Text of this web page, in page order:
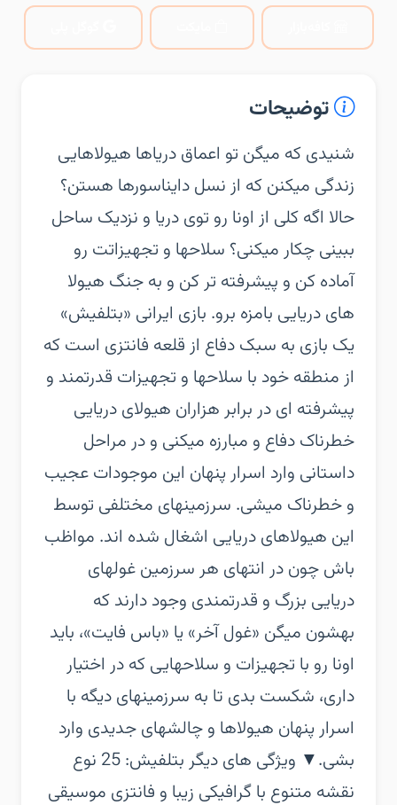
توضیحات
‏‏شنیدی که میگن تو اعماق دریاها هیولاهایی
زندگی میکنن که از نسل دایناسورها هستن؟
حالا اگه کلی از اونا رو توی دریا و نزدیک ساحل
ببینی چکار میکنی؟ سلاحها و تجهیزاتت رو
آماده کن و پیشرفته تر کن و به جنگ هیولا
های دریایی بامزه برو. بازی ایرانی «بتلفیش»
یک بازی به سبک دفاع از قلعه فانتزی است که
از منطقه خود با سلاحها و تجهیزات قدرتمند و
پیشرفته ای در برابر هزاران هیولای دریایی
خطرناک دفاع و مبارزه میکنی و در مراحل
داستانی وارد اسرار پنهان این موجودات عجیب
و خطرناک میشی. سرزمینهای مختلفی توسط
این هیولاهای دریایی اشغال شده اند. مواظب
باش چون در انتهای هر سرزمین غولهای
دریایی بزرگ و قدرتمندی وجود دارند که
بهشون میگن «غول آخر» یا «باس فایت»، باید
اونا رو با تجهیزات و سلاحهایی که در اختیار
داری، شکست بدی تا به سرزمینهای دیگه با
اسرار پنهان هیولاها و چالشهای جدیدی وارد
بشی.‏▼ ویژگی های دیگر بتلفیش:‏ 25 نوع
نقشه متنوع با گرافیکی زیبا و فانتزی‏ موسیقی